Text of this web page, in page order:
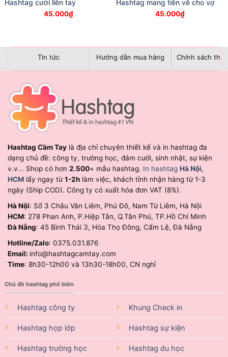
Hashtag cưới liền tay
45.000₫
Hashtag mang tiền về cho vợ
45.000₫
Tin tức Hướng dẫn mua hàng Chính sách
Hashtag Cầm Tay là địa chỉ chuyên thiết kế và in hashtag đa
dạng chủ đề: công ty, trường học, đám cưới, sinh nhật, sự kiện
v.v... Shop có hơn 2.500+ mẫu hashtag. In hashtag Hà Nội,
HCM lấy ngay từ1-2h làm việc, khách tỉnh nhận hàng từ 1-3
ngày (Ship COD). Công ty có xuất hóa đơn VAT (8%).
Hà Nội: Số 3 Châu Văn Liêm, Phú Đô, Nam Từ Liêm, Hà Nội
HCM: 278 Phan Anh, P.Hiệp Tân, Q.Tân Phú, TP.Hồ Chí Minh
Đà Nẵng: 45 Bình Thái 3, Hòa Thọ Đông, Cẩm Lệ, Đà Nẵng
Hotline/Zalo: 0375.031.876
Email: info@hashtagcamtay.com
Time: 8h30-12h00 và 13h30-18h00, CN nghỉ
Chủ đề hashtag phổ biến
Hashtag công ty
Hashtag họp lớp
Hashtag trường học
Khung Check in
Hashtag sự kiện
Hashtag du học